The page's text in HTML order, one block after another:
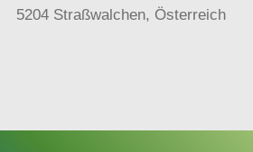
5204 Straßwalchen, Österreich